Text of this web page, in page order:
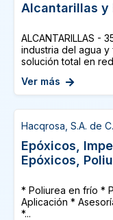
Alcantarillas y
ALCANTARILLAS -
industria del agua y
solución total en
Ver más
Hacqrosa, S.A. de
Epóxicos,
Epóxicos,
* Poliurea en frío *
Aplicación *
*...